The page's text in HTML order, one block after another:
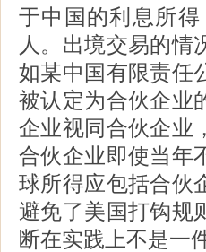
于中国的利息所
人。出境交易的情
如某中国有限责任
被认定为合伙企业
企业视同合伙企业
合伙企业即使当年
球所得应包括合伙
避免了美国打钩规
断在实践上不是